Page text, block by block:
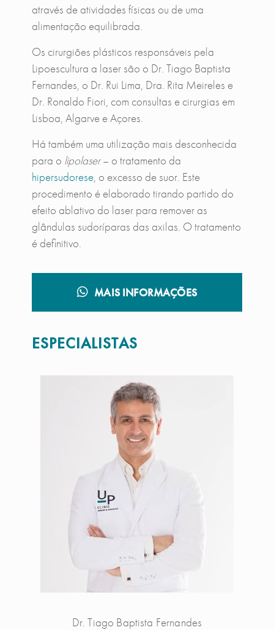
através de atividades físicas ou de uma
alimentação equilibrada.
Os cirurgiões plásticos responsáveis pela
Lipoescultura a laser são o Dr. Tiago Baptista
Fernandes, o Dr. Rui Lima, Dra. Rita Meireles e
Dr. Ronaldo Fiori, com consultas e cirurgias em
Lisboa, Algarve e Açores.
Há também uma utilização mais desconhecida
para o lipolaser– o tratamento da
hipersudorese, o excesso de suor. Este
procedimento é elaborado tirando partido do
efeito ablativo do laser para remover as
glândulas sudoríparas das axilas. O tratamento
é definitivo.
MAIS INFORMAÇÕES
ESPECIALISTAS
Dr. Tiago Baptista Fernandes